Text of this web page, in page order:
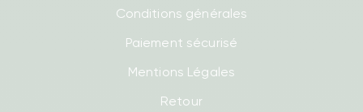
Conditions générales
Paiement sécurisé
Mentions Légales
Retour